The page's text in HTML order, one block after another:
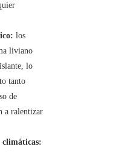
los
liviano
lo
tanto
de
a ralentizar
climáticas: